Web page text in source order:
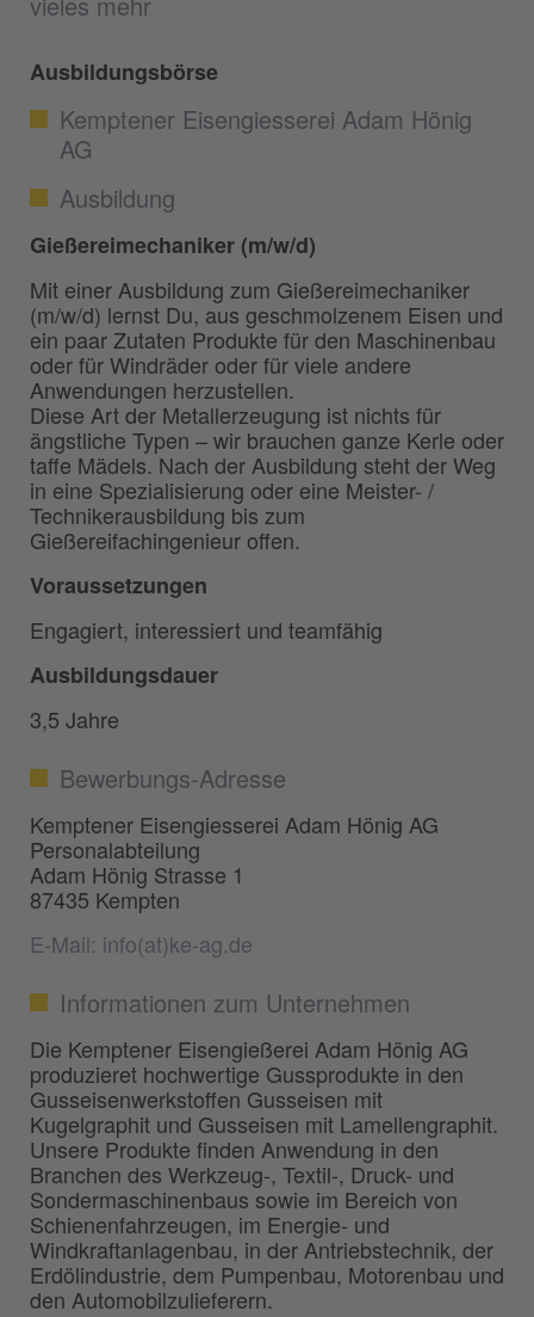
Ausbildungsbörse
Kemptener Eisengiesserei Adam Hönig
AG
Ausbildung
Gießereimechaniker (m/w/d)
Mit einer Ausbildung zum Gießereimechaniker
(m/w/d) lernst Du, aus geschmolzenem Eisen und
ein paar Zutaten Produkte für den Maschinenbau
oder für Windräder oder für viele andere
Anwendungen herzustellen.
Diese Art der Metallerzeugung ist nichts für
ängstliche Typen – wir brauchen ganze Kerle oder
taffe Mädels. Nach der Ausbildung steht der Weg
in eine Spezialisierung oder eine Meister- /
Technikerausbildung bis zum
Gießereifachingenieur offen.
Voraussetzungen
Engagiert, interessiert und teamfähig
Ausbildungsdauer
3,5 Jahre
Bewerbungs-Adresse
Kemptener Eisengiesserei Adam Hönig AG
Personalabteilung
Adam Hönig Strasse 1
87435 Kempten
E-Mail: info(at)ke-ag.de
Informationen zum Unternehmen
Die Kemptener Eisengießerei Adam Hönig AG
produzieret hochwertige Gussprodukte in den
Gusseisenwerkstoffen Gusseisen mit
Kugelgraphit und Gusseisen mit Lamellengraphit.
Unsere Produkte finden Anwendung in den
Branchen des Werkzeug-, Textil-, Druck- und
Sondermaschinenbaus sowie im Bereich von
Schienenfahrzeugen, im Energie- und
Windkraftanlagenbau, in der Antriebstechnik, der
Erdölindustrie, dem Pumpenbau, Motorenbau und
den Automobilzulieferern.